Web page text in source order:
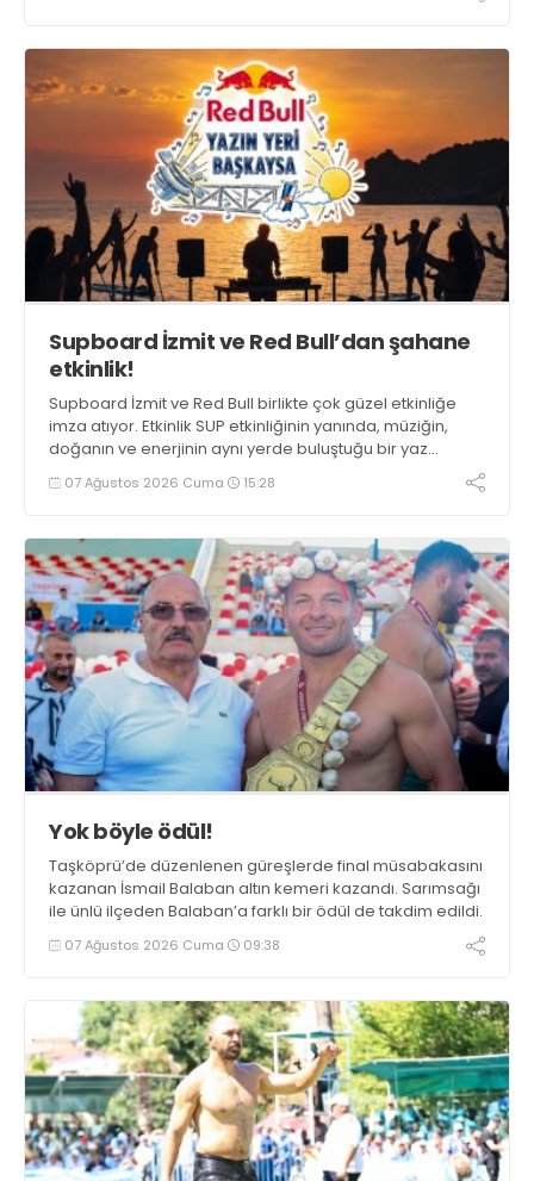
Supboard İzmit ve Red Bull’dan şahane
etkinlik!
Supboard İzmit ve Red Bull birlikte çok güzel etkinliğe
imza atıyor. Etkinlik SUP etkinliğinin yanında, müziğin,
doğanın ve enerjinin aynı yerde buluştuğu bir yaz
deneyimini de buluşturuyor.
07 Ağustos 2026 Cuma 15:28
Yok böyle ödül!
Taşköprü’de düzenlenen güreşlerde final müsabakasını
kazanan İsmail Balaban altın kemeri kazandı. Sarımsağı
ile ünlü ilçeden Balaban’a farklı bir ödül de takdim edildi.
07 Ağustos 2026 Cuma 09:38